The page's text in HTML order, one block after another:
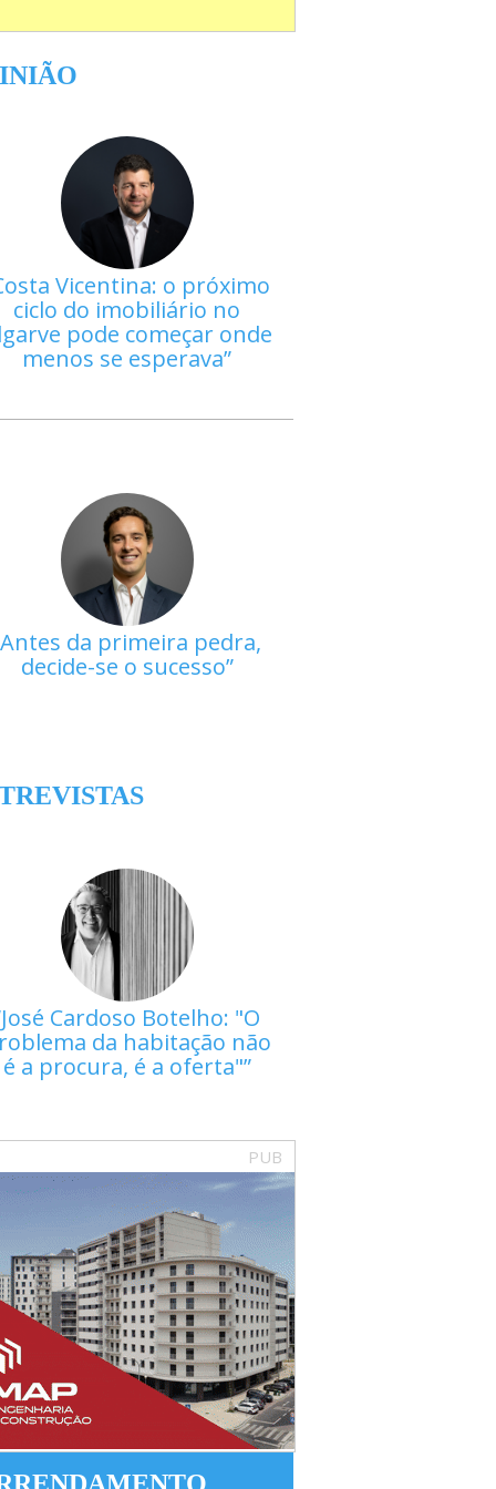
Vicentina: o próximo
ciclo do imobiliário no
pode começar onde
menos se esperava
Antes da primeira pedra,
decide-se o sucesso
José Cardoso Botelho: "O
da habitação não
é a procura, é a oferta"
PUB